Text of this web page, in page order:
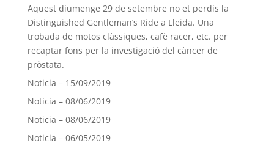
Aquest diumenge 29 de setembre no et perdis la
Distinguished Gentleman’s Ride a Lleida. Una
trobada de motos clàssiques, cafè racer, etc. per
recaptar fons per la investigació del càncer de
pròstata.
Noticia – 15/09/2019
Noticia – 08/06/2019
Noticia – 08/06/2019
Noticia – 06/05/2019